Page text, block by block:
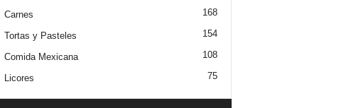
Carnes 168
Tortas y Pasteles 154
Comida Mexicana 108
Licores 75